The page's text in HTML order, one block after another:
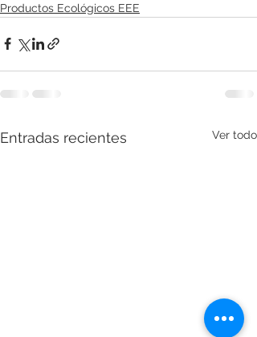
Productos Ecológicos EEE
Entradas recientes Ver todo